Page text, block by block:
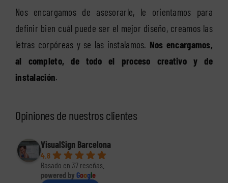
Nos encargamos de asesorarle, le orientamos para
definir bien cuál puede ser el mejor diseño, creamos las
letras corpóreas y se las instalamos. Nos encargamos,
al completo, de todo el proceso creativo y de
instalación.
Opiniones de nuestros clientes
VisualSign Barcelona
4.8
Basado en 37 reseñas.
powered by Google